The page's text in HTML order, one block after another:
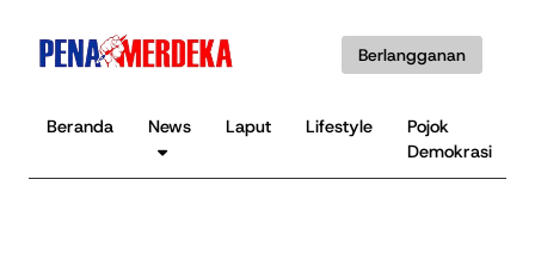
Berlangganan
Beranda News Laput Lifestyle
Pojok
Demokrasi